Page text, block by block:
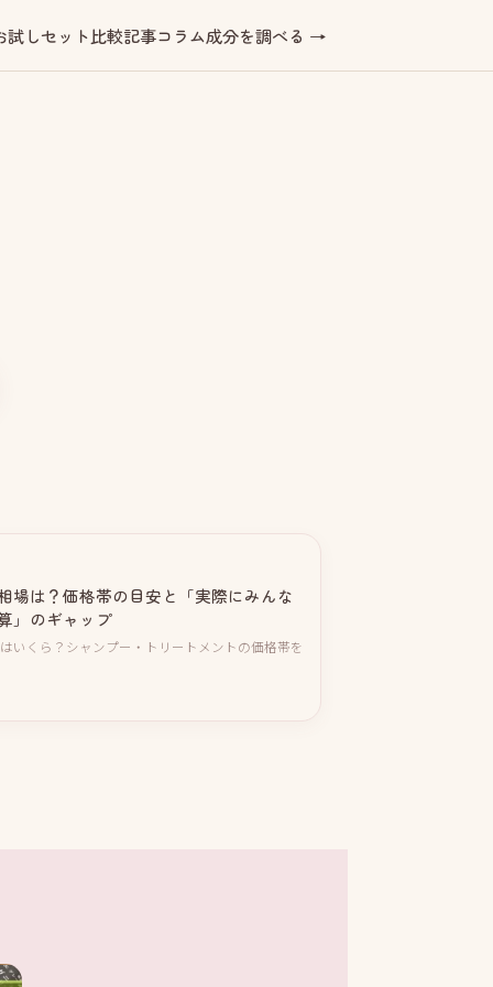
試しセット比較記事コラム成分を調べる →
場は？価格帯の目安と「実際にみんな
」のギャップ
いくら？シャンプー・トリートメントの価格帯を